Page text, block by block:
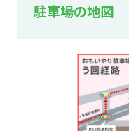
駐車場の地図